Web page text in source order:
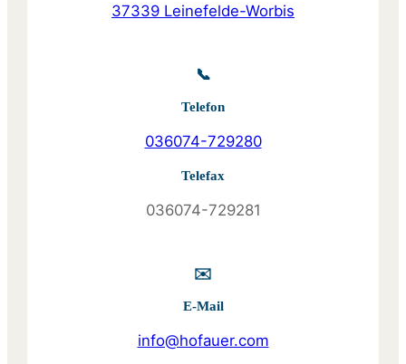
37339 Leinefelde-Worbis
📞
Telefon
036074-729280
Telefax
036074-729281
✉️
E-Mail
info@hofauer.com